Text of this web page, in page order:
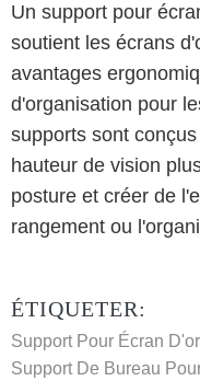
Un support pour
soutient les écrans
avantages
d'organisation pour
supports sont
hauteur de vision
posture et créer de
rangement ou
ÉTIQUETER:
Support Pour Écran
Support De Bureau